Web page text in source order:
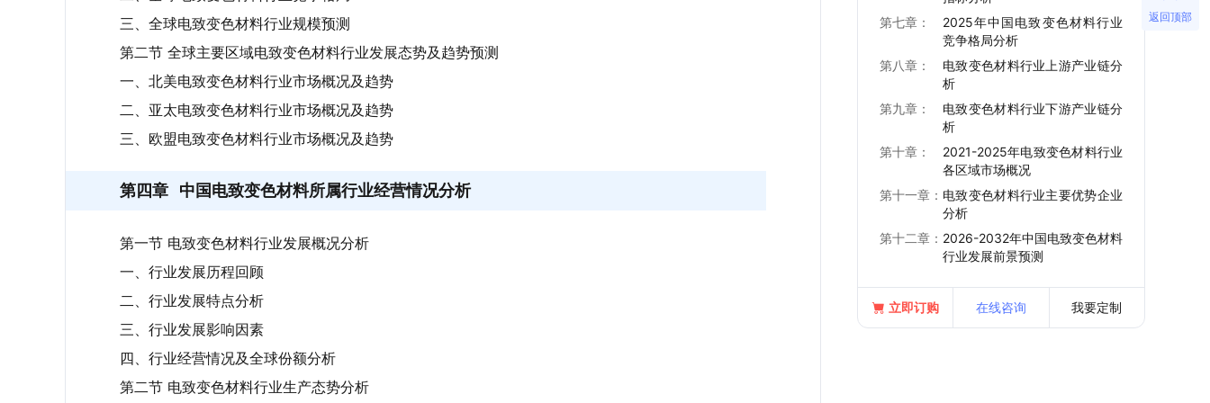
三、全球电致变色材料行业规模预测
第二节 全球主要区域电致变色材料行业发展态势及趋势预测
一、北美电致变色材料行业市场概况及趋势
二、亚太电致变色材料行业市场概况及趋势
三、欧盟电致变色材料行业市场概况及趋势
第四章 中国电致变色材料所属行业经营情况分析
第一节 电致变色材料行业发展概况分析
一、行业发展历程回顾
二、行业发展特点分析
三、行业发展影响因素
四、行业经营情况及全球份额分析
第二节 电致变色材料行业生产态势分析
第七章：
2025年中国电致变色材料行业
竞争格局分析
第八章：
电致变色材料行业上游产业链分
析
第九章：
电致变色材料行业下游产业链分
析
第十章：
2021-2025年电致变色材料行业
各区域市场概况
第十一章： 电致变色材料行业主要优势企业
分析
第十二章： 2026-2032年中国电致变色材料
行业发展前景预测
立即订购 在线咨询 我要定制
返回顶部